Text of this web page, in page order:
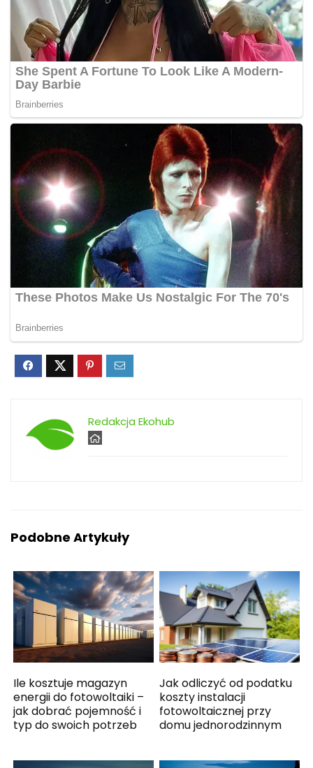
Redakcja Ekohub
Podobne Artykuły
Ile kosztuje magazyn
energii do fotowoltaiki –
jak dobrać pojemność i
typ do swoich potrzeb
Jak odliczyć od podatku
koszty instalacji
fotowoltaicznej przy
domu jednorodzinnym